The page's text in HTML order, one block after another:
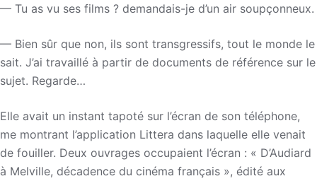
— Tu as vu ses films ? demandais-je d’un air soupçonneux.
— Bien sûr que non, ils sont transgressifs, tout le monde le
sait. J’ai travaillé à partir de documents de référence sur le
sujet. Regarde…
Elle avait un instant tapoté sur l’écran de son téléphone,
me montrant l’application Littera dans laquelle elle venait
de fouiller. Deux ouvrages occupaient l’écran : « D’Audiard
à Melville, décadence du cinéma français », édité aux